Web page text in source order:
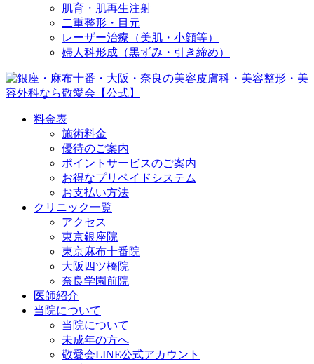
肌育・肌再生注射
二重整形・目元
レーザー治療（美肌・小顔等）
婦人科形成（黒ずみ・引き締め）
料金表
施術料金
優待のご案内
ポイントサービスのご案内
お得なプリペイドシステム
お支払い方法
クリニック一覧
アクセス
東京銀座院
東京麻布十番院
大阪四ツ橋院
奈良学園前院
医師紹介
当院について
当院について
未成年の方へ
敬愛会LINE公式アカウント